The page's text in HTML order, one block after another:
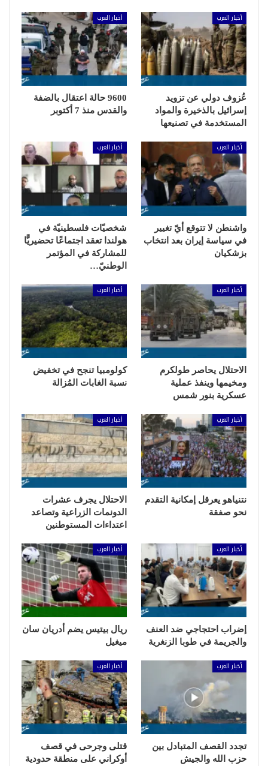
أخبار العرب
عُزوف دولي عن تزويد
إسرائيل بالذخيرة والمواد
المستخدمة في تصنيعها
أخبار العرب
9600 حالة اعتقال بالضفة
والقدس منذ 7 أكتوبر
أخبار العرب
واشنطن لا تتوقع أيّ تغيير
في سياسة إيران بعد انتخاب
بزشكيان
أخبار العرب
شخصيّات فلسطينيّة في
هولندا تعقد اجتماعًا تحضيريًّا
للمشاركة في المؤتمر
الوطنيّ…
أخبار العرب
الاحتلال يحاصر طولكرم
ومخيمها وينفذ عملية
عسكرية بنور شمس
أخبار العرب
كولومبيا تنجح في تخفيض
نسبة الغابات المُزالة
أخبار العرب
نتنياهو يعرقل إمكانية التقدم
نحو صفقة
أخبار العرب
الاحتلال يجرف عشرات
الدونمات الزراعية وتصاعد
اعتداءات المستوطنين
أخبار العرب
إضراب احتجاجي ضد العنف
والجريمة في طوبا الزنغرية
أخبار العرب
ريال بيتيس يضم أدريان سان
ميغيل
أخبار العرب
تجدد القصف المتبادل بين
حزب الله والجيش
أخبار العرب
قتلى وجرحى في قصف
أوكراني على منطقة حدودية